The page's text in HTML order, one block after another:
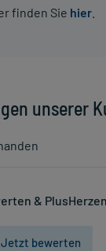
finden Sie hier
unserer
&
Jetzt bewerten